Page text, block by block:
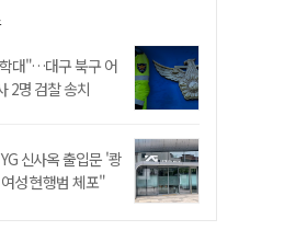
대"…대구 북구 어
2명 검찰 송치
신사옥 출입문 '쾅
성 현행범 체포"